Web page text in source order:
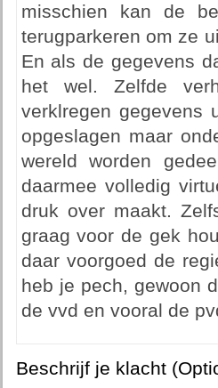
misschien kan de
terugparkeren om ze
En als de gegevens
het wel. Zelfde
verklregen gegevens
opgeslagen maar
wereld worden
daarmee volledig
druk over maakt.
graag voor de gek
daar voorgoed de
heb je pech, gewoon
de vvd en vooral de
Beschrijf je klacht